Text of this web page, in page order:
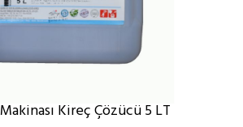
Kireç Çözücü 5 LT